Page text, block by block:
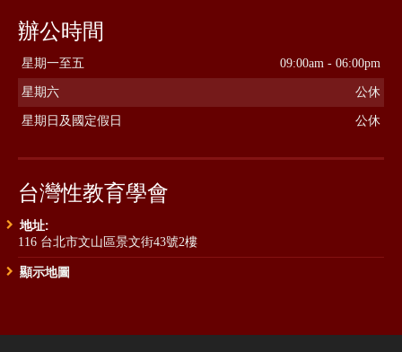
辦公時間
星期一至五 09:00am - 06:00pm
星期六 公休
星期日及國定假日 公休
台灣性教育學會
地址:
116 台北市文山區景文街43號2樓
顯示地圖